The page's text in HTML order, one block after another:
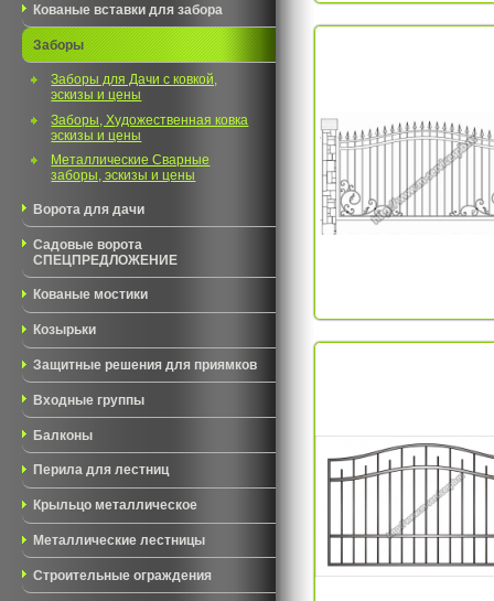
Кованые вставки для забора
Заборы
Заборы для Дачи с ковкой,
эскизы и цены
Заборы, Художественная ковка
эскизы и цены
Металлические Сварные
заборы, эскизы и цены
Ворота для дачи
Садовые ворота
СПЕЦПРЕДЛОЖЕНИЕ
Кованые мостики
Козырьки
Защитные решения для приямков
Входные группы
Балконы
Перила для лестниц
Крыльцо металлическое
Металлические лестницы
Строительные ограждения